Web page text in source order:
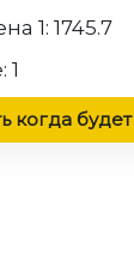
1:1745.7
1
когда будет